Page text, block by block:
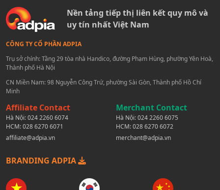
Nền tảng tiếp thị liên kết quy mô và
uy tín nhất Việt Nam
CÔNG TY CỔ PHẦN ADPIA
Trụ sở chính: Tầng 29 tòa nhà Handico, đường Phạm Hùng, phường Yên Hoà,
Thành phố Hà Nội
CN Miền Nam: 98 Nguyễn Công Trứ, phường Sài Gòn, Thành phố Hồ Chí
Minh
Affiliate Contact
Hà Nội:024 2260 6074
HCM:028 6270 6071
affiliate@adpia.vn
Merchant Contact
Hà Nội:024 2260 6075
HCM:028 6270 6072
merchant@adpia.vn
BRANDING ADPIA